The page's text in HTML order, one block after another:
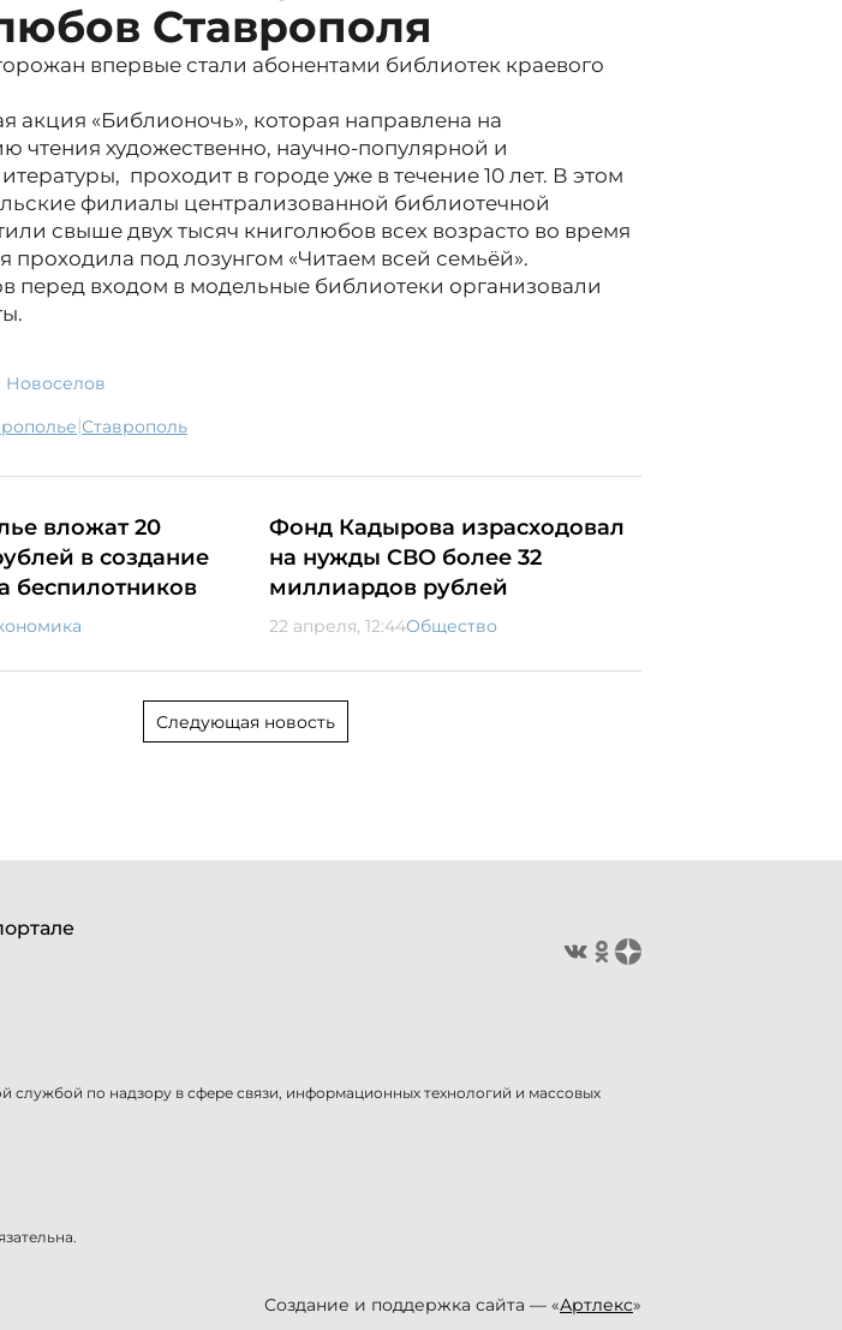
Ставрополя
впервые стали абонентами библиотек краевого
акция «Библионочь», которая направлена на
чтения художественно, научно-популярной и
проходит в городе уже в течение 10 лет. В этом
филиалы централизованной библиотечной
свыше двух тысяч книголюбов всех возрасто во время
проходила под лозунгом «Читаем всей семьёй».
перед входом в модельные библиотеки организовали
Новоселов
| Ставрополь
вложат 20
в создание
беспилотников
Фонд Кадырова израсходовал
на нужды СВО более 32
миллиардов рублей
22 апреля, 12:44Общество
Следующая новость
по надзору в сфере связи, информационных технологий и массовых
Создание и поддержка сайта — «Артлекс»